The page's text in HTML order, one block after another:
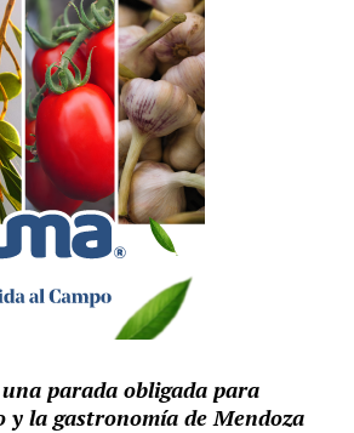
parada obligada para
y la gastronomía de Mendoza